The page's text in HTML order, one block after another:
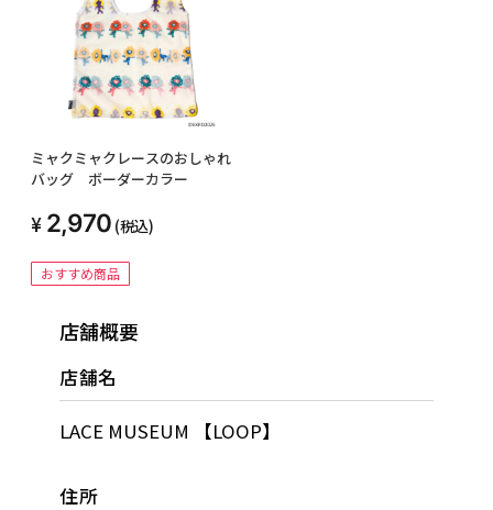
ミャクミャクレースのおしゃれ
バッグ ボーダーカラー
2,970 (税込)
おすすめ商品
店舗概要
店舗名
LACE MUSEUM 【LOOP】
住所